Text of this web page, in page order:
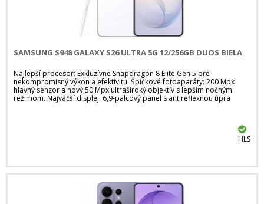
SAMSUNG S948 GALAXY S26 ULTRA 5G 12/256GB DUOS BIELA
Najlepší procesor: Exkluzívne Snapdragon 8 Elite Gen 5 pre
nekompromisný výkon a efektivitu. Špičkové fotoaparáty: 200 Mpx
hlavný senzor a nový 50 Mpx ultraširoký objektív s lepším nočným
režimom. Najväčší displej: 6,9-palcový panel s antireflexnou úpra
HLS